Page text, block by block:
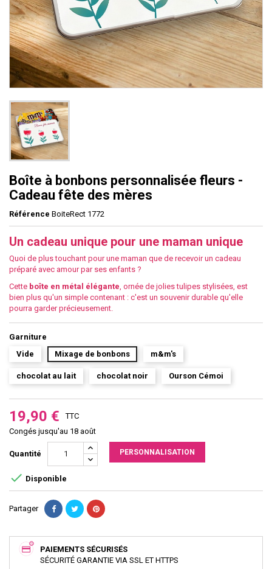
Boîte à bonbons personnalisée fleurs -
Cadeau fête des mères
Référence BoiteRect 1772
Un cadeau unique pour une maman unique
Quoi de plus touchant pour une maman que de recevoir un cadeau
préparé avec amour par ses enfants ?
Cette boîte en métal élégante , ornée de jolies tulipes stylisées, est
bien plus qu'un simple contenant : c'est un souvenir durable qu'elle
pourra garder précieusement.
Garniture
Vide
Mixage de bonbons m&m's
chocolat au lait chocolat noir Ourson Cémoi
19,90 €
TTC
Congés jusqu'au 18 août
Quantité PERSONNALISATION
 Disponible
Partager
PAIEMENTS SÉCURISÉS
SÉCURITÉ GARANTIE VIA SSL ET HTTPS